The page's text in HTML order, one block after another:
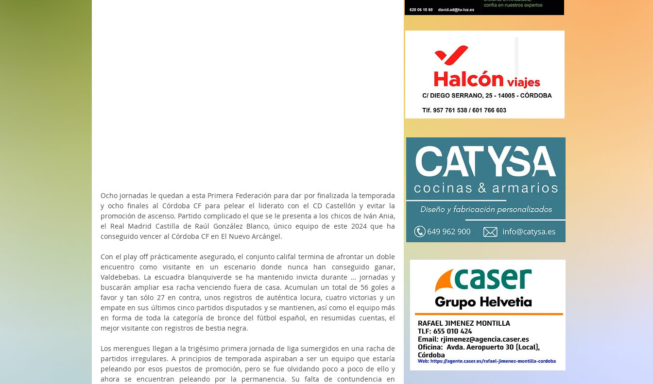
Ocho jornadas le quedan a esta Primera Federación para dar por finalizada la temporada
y ocho finales al Córdoba CF para pelear el liderato con el CD Castellón y evitar la
promoción de ascenso. Partido complicado el que se le presenta a los chicos de Iván Ania,
el Real Madrid Castilla de Raúl González Blanco, único equipo de este 2024 que ha
conseguido vencer al Córdoba CF en El Nuevo Arcángel.
Con el play off prácticamente asegurado, el conjunto califal termina de afrontar un doble
encuentro como visitante en un escenario donde nunca han conseguido ganar,
Valdebebas. La escuadra blanquiverde se ha mantenido invicta durante … jornadas y
buscarán ampliar esa racha venciendo fuera de casa. Acumulan un total de 56 goles a
favor y tan sólo 27 en contra, unos registros de auténtica locura, cuatro victorias y un
empate en sus últimos cinco partidos disputados y se mantienen, así como el equipo más
en forma de toda la categoría de bronce del fútbol español, en resumidas cuentas, el
mejor visitante con registros de bestia negra.
Los merengues llegan a la trigésimo primera jornada de liga sumergidos en una racha de
partidos irregulares. A principios de temporada aspiraban a ser un equipo que estaría
peleando por esos puestos de promoción, pero se fue olvidando poco a poco de ello y
ahora se encuentran peleando por la permanencia. Su falta de contundencia en